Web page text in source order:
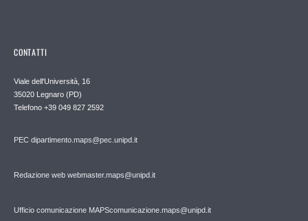
CONTATTI
Viale dell'Università, 16
35020 Legnaro (PD)
Telefono +39 049 827 2592
PEC dipartimento.maps@pec.unipd.it
Redazione web webmaster.maps@unipd.it
Ufficio comunicazione MAPScomunicazione.maps@unipd.it